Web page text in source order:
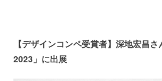
【デザインコンペ受賞者】深地宏昌
2023」に出展